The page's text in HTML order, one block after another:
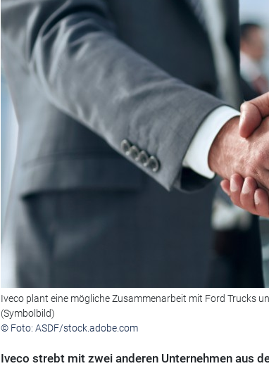
Iveco plant eine mögliche Zusammenarbeit mit Ford Trucks
(Symbolbild)
© Foto: ASDF/stock.adobe.com
Iveco strebt mit zwei anderen Unternehmen aus